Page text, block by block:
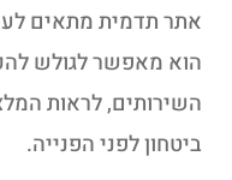
אתר תדמית מתאים
הוא מאפשר לגולש
השירותים, לראות
ביטחון לפני הפנייה.